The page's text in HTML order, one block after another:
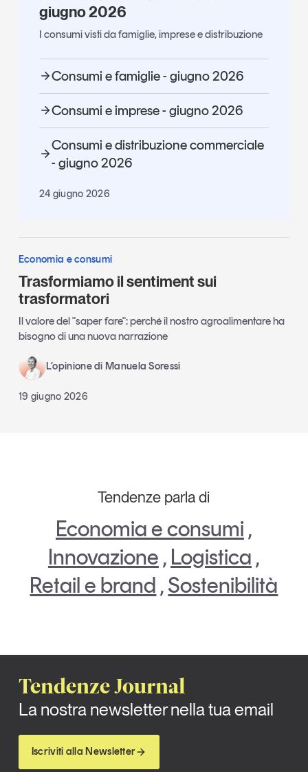
giugno 2026
I consumi visti da famiglie, imprese e distribuzione
Consumi e famiglie - giugno 2026
Consumi e imprese - giugno 2026
Consumi e distribuzione commerciale
- giugno 2026
24 giugno 2026
Economia e consumi
Trasformiamo il sentiment sui
trasformatori
Il valore del "saper fare": perché il nostro agroalimentare ha
bisogno di una nuova narrazione
L’opinione di Manuela Soressi
19 giugno 2026
Tendenze parla di
Economia e consumi ,
Innovazione , Logistica ,
Retail e brand ,Sostenibilità
Tendenze Journal
La nostra newsletter nella tua email
Iscriviti alla Newsletter